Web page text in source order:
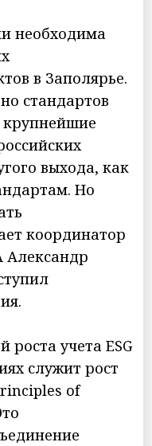
необходима
в Заполярье.
стандартов
крупнейшие
выхода, как
Но
координатор
Александр
учета ESG
служит рост
of